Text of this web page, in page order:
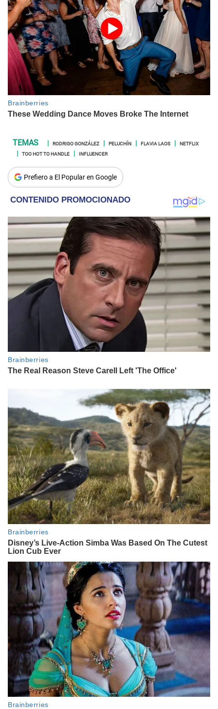
RODRIGO GONZÁLEZ PELUCHÍN FLAVIA LAOS
NETFLIX
TOO HOT TO HANDLE
INFLUENCER
Prefiero a El Popular en Google